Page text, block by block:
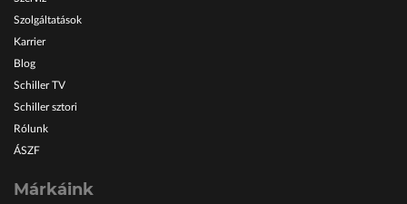
Szolgáltatások
Karrier
Blog
Schiller TV
Schiller sztori
Rólunk
ÁSZF
Márkáink